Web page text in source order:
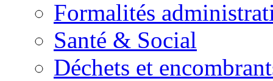
Formalités
Santé & Social
Déchets et